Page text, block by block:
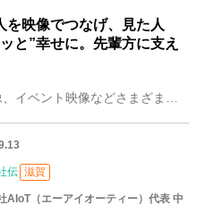
を映像でつなげ、見た人
と”幸せに。先輩方に支え
テレビCMや企業・商品紹介映像、イベント映像などさまざまなプロモーション映像制作に携わる大阪の株式会社dot（ドット）。代表取締役の行田 晃一（なめた こういち
伝 滋賀
AIoT（エーアイオーティー）代表 中